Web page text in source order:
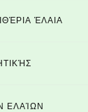
ΈΛΑΙΑ
ΕΛΑΊΩΝ